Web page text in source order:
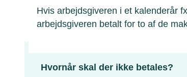
Hvis arbejdsgiveren i et kalenderår
arbejdsgiveren betalt for to af de
Hvornår skal der ikke betales?